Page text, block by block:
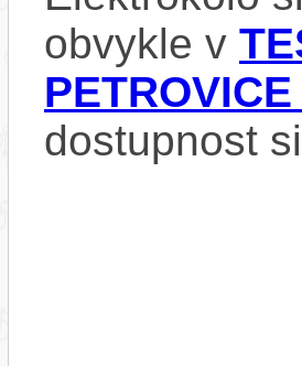
obvykle v
dostupnost